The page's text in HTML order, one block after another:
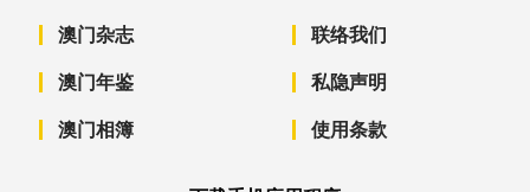
澳门杂志
澳门年鉴
澳门相簿
联络我们
私隐声明
使用条款